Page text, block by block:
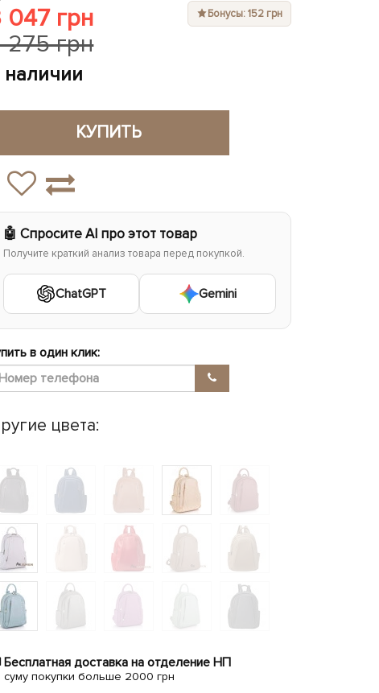
047 грн
275 грн
Бонусы: 152 грн
наличии
КУПИТЬ
🤖 Спросите AI про этот товар
Получите краткий анализ товара перед покупкой.
ChatGPT Gemini
в один клик:
цвета:
Бесплатная доставка на отделение НП
суму покупки больше 2000 грн